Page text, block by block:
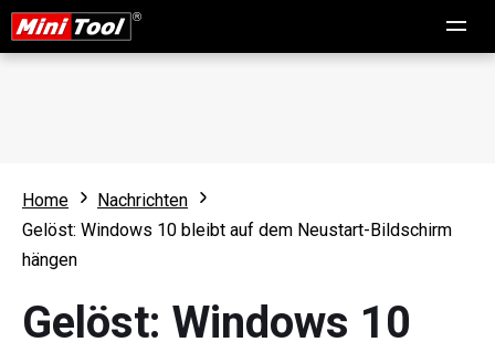
Home
Nachrichten
Gelöst: Windows 10 bleibt auf dem Neustart-Bildschirm
hängen
Gelöst: Windows 10